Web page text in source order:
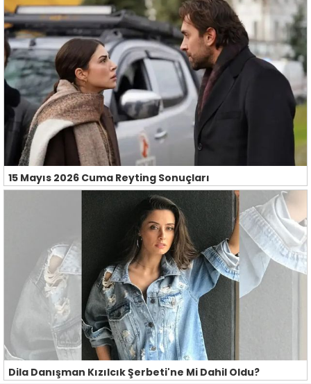
15 Mayıs 2026 Cuma Reyting Sonuçları
Dila Danışman Kızılcık Şerbeti'ne Mi Dahil Oldu?